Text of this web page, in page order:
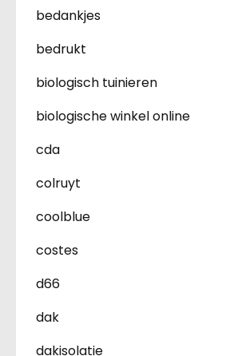
bedankjes
bedrukt
biologisch tuinieren
biologische winkel online
cda
colruyt
coolblue
costes
d66
dak
dakisolatie